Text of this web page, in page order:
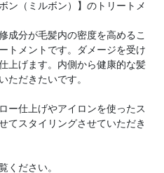
ン（ミルボン）】のトリートメ
成分が毛髪内の密度を高めるこ
トメントです。ダメージを受け
上げます。内側から健康的な髪
ただきたいです。
ー仕上げやアイロンを使ったス
てスタイリングさせていただき
ください。